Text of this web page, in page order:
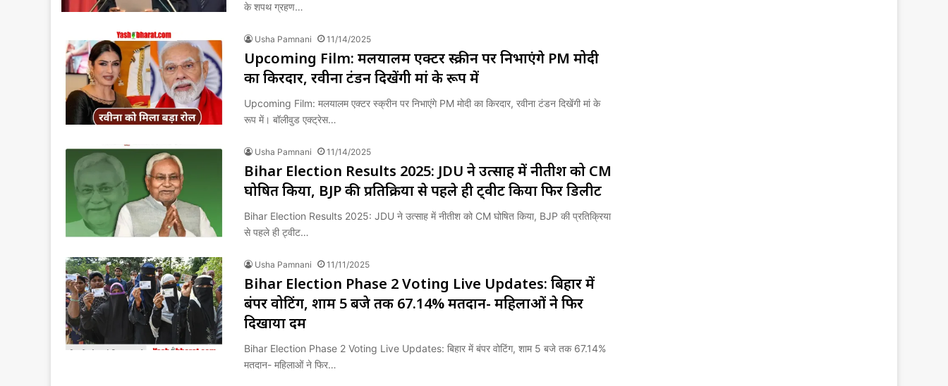
के शपथ ग्रहण…
Usha Pamnani 11/14/2025
Upcoming Film: मलयालम एक्टर स्क्रीन पर निभाएंगे PM मोदी
का किरदार, रवीना टंडन दिखेंगी मां के रूप में
Upcoming Film: मलयालम एक्टर स्क्रीन पर निभाएंगे PM मोदी का किरदार, रवीना टंडन दिखेंगी मां के
रूप में। बॉलीवुड एक्ट्रेस…
Usha Pamnani 11/14/2025
Bihar Election Results 2025: JDU ने उत्साह में नीतीश को CM
घोषित किया, BJP की प्रतिक्रिया से पहले ही ट्वीट किया फिर डिलीट
Bihar Election Results 2025: JDU ने उत्साह में नीतीश को CM घोषित किया, BJP की प्रतिक्रिया
से पहले ही ट्वीट…
Usha Pamnani 11/11/2025
Bihar Election Phase 2 Voting Live Updates: बिहार में
बंपर वोटिंग, शाम 5 बजे तक 67.14% मतदान- महिलाओं ने फिर
दिखाया दम
Bihar Election Phase 2 Voting Live Updates: बिहार में बंपर वोटिंग, शाम 5 बजे तक 67.14%
मतदान- महिलाओं ने फिर…